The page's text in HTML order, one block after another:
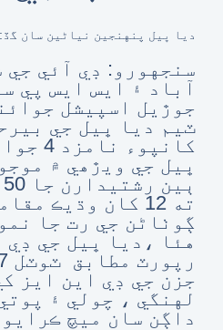
ديا ڀيل پنهنجين نياڻين سان گڏ:
سنجهورو: ڊي آئي جي
آباد ۽ ايس ايس پي
جوڙيل اسپيشل
ٽيم ديا ڀيل جي
کانپوء
ڀيل جي ويڙھي ۾
ٻين
ته 12 کان وڌيڪ
ڳوٺاڻن جي رت جا
هئا ،ديا ڀيل جي ڊي
جزن جي ڊي اين ايز کي
لهنگي ، چولي ۽ پوتي
داڳن سان ميچ ڪرايو